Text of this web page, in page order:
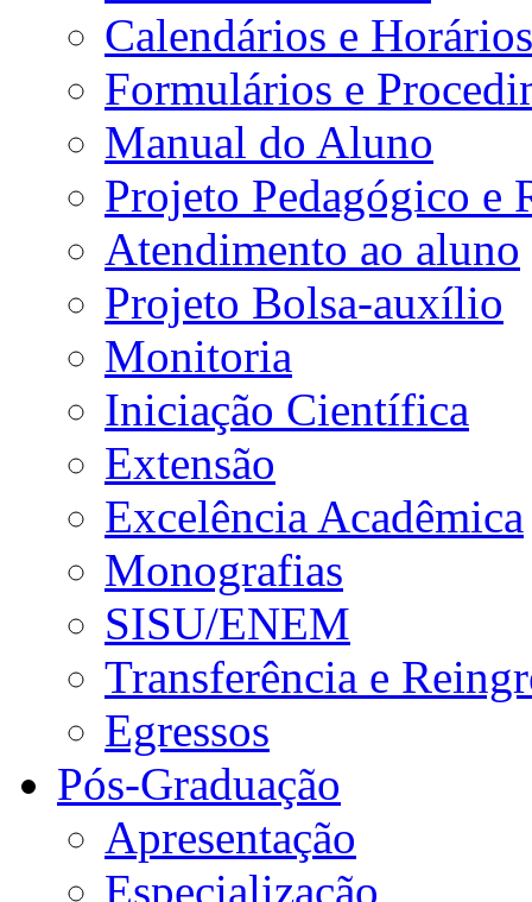
Calendários e Horários
Formulários e
Manual do Aluno
Projeto Pedagógico e
Atendimento ao aluno
Projeto Bolsa-auxílio
Monitoria
Iniciação Científica
Extensão
Excelência Acadêmica
Monografias
SISU/ENEM
Transferência e
Egressos
Pós-Graduação
Apresentação
Especialização